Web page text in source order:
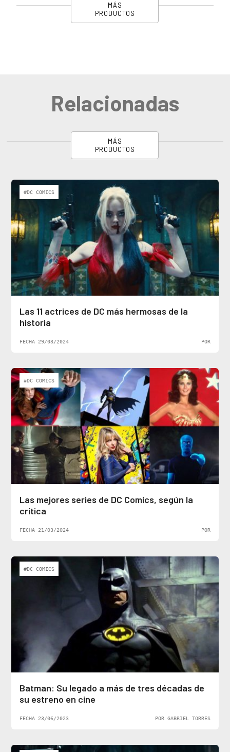
MÁS
PRODUCTOS
Relacionadas
MÁS
PRODUCTOS
#DC COMICS
Las 11 actrices de DC más hermosas de la
historia
FECHA 29/03/2024 POR
#DC COMICS
Las mejores series de DC Comics, según la
crítica
FECHA 21/03/2024 POR
#DC COMICS
Batman: Su legado a más de tres décadas de
su estreno en cine
FECHA 23/06/2023 POR GABRIEL TORRES